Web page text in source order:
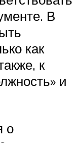
В
как
к
и
о